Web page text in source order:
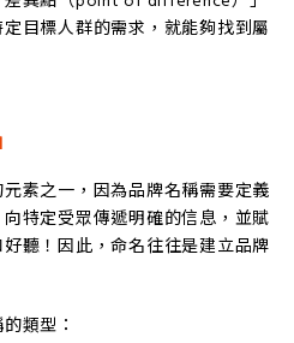
目標人群的需求，就能夠找到屬
素之一，因為品牌名稱需要定義
特定受眾傳遞明確的信息，並賦
聽！因此，命名往往是建立品牌
類型：